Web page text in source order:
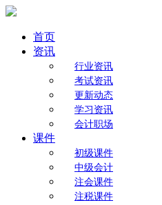
首页
资讯
行业资讯
考试资讯
更新动态
学习资讯
会计职场
课件
初级课件
中级会计
注会课件
注税课件